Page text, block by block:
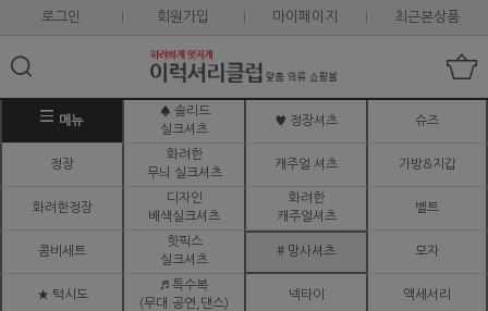
로그인 회원가입 마이페이지 최근본상품
메뉴
♠ 솔리드
실크셔츠
♥ 정장셔츠 슈즈
정장
화려한
무늬 실크셔츠
캐주얼 셔츠 가방&지갑
화려한정장
디자인
배색실크셔츠
화려한
캐주얼셔츠
벨트
콤비세트
핫픽스
실크셔츠
# 망사셔츠 모자
★ 턱시도
♬ 특수복
(무대.공연,댄스)
넥타이 액세서리